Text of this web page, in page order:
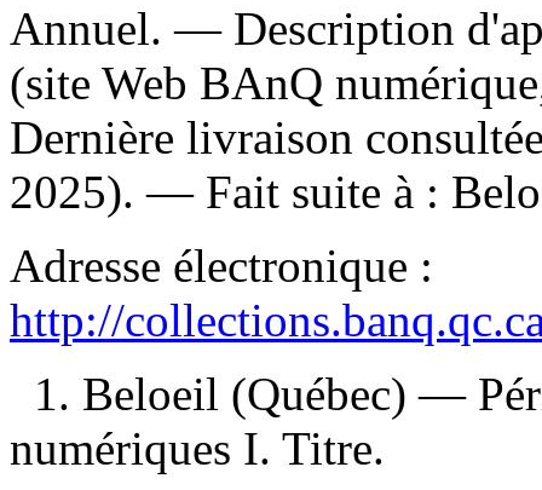
Annuel. — Description
(site Web BAnQ
Dernière livraison
2025). — Fait suite à :
Adresse électronique :
http://
1. Beloeil (Québec) —
numériques I. Titre.